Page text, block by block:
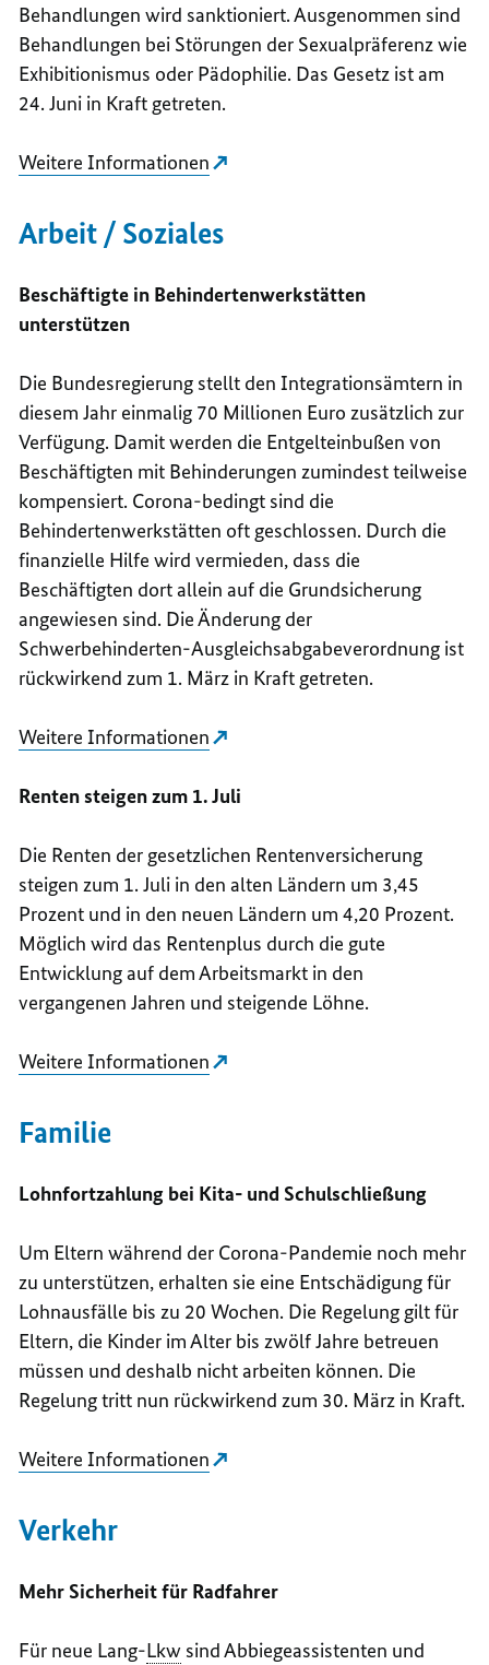
Behandlungen wird sanktioniert. Ausgenommen sind
Behandlungen bei Störungen der Sexualpräferenz wie
Exhibitionismus oder Pädophilie. Das Gesetz ist am
24. Juni in Kraft getreten.
Weitere Informationen
Arbeit / Soziales
Beschäftigte in Behindertenwerkstätten
unterstützen
Die Bundesregierung stellt den Integrationsämtern in
diesem Jahr einmalig 70 Millionen Euro zusätzlich zur
Verfügung. Damit werden die Entgelteinbußen von
Beschäftigten mit Behinderungen zumindest teilweise
kompensiert. Corona-bedingt sind die
Behindertenwerkstätten oft geschlossen. Durch die
finanzielle Hilfe wird vermieden, dass die
Beschäftigten dort allein auf die Grundsicherung
angewiesen sind. Die Änderung der
Schwerbehinderten-Ausgleichsabgabeverordnung ist
rückwirkend zum 1. März in Kraft getreten.
Weitere Informationen
Renten steigen zum 1. Juli
Die Renten der gesetzlichen Rentenversicherung
steigen zum 1. Juli in den alten Ländern um 3,45
Prozent und in den neuen Ländern um 4,20 Prozent.
Möglich wird das Rentenplus durch die gute
Entwicklung auf dem Arbeitsmarkt in den
vergangenen Jahren und steigende Löhne.
Weitere Informationen
Familie
Lohnfortzahlung bei Kita- und Schulschließung
Um Eltern während der Corona-Pandemie noch mehr
zu unterstützen, erhalten sie eine Entschädigung für
Lohnausfälle bis zu 20 Wochen. Die Regelung gilt für
Eltern, die Kinder im Alter bis zwölf Jahre betreuen
müssen und deshalb nicht arbeiten können. Die
Regelung tritt nun rückwirkend zum 30. März in Kraft.
Weitere Informationen
Verkehr
Mehr Sicherheit für Radfahrer
Für neue Lang-Lkw sind Abbiegeassistenten und